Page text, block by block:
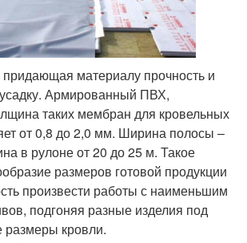
придающая материалу прочность и
Армированный ПВХ,
таких мембран для кровельных
от 0,8 до 2,0 мм. Ширина полосы –
в рулоне от 20 до 25 м. Такое
размеров готовой продукции
произвести работы с наименьшим
подгоняя разные изделия под
кровли.